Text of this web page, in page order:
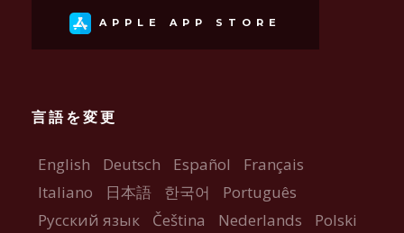
APPLE APP STORE
言語を変更
English Deutsch Español
Français
Italiano
日本語 한국어
Português
Русский язык
Čeština Nederlands
Polski